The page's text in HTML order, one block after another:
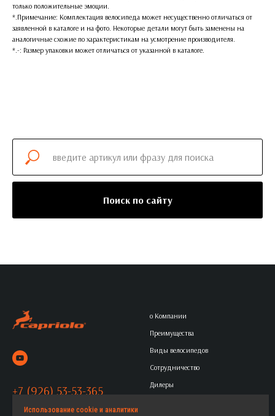
только положительные эмоции.
*.Примечание: Комплектация велосипеда может несущественно отличаться от
заявленной в каталоге и на фото. Некоторые детали могут быть заменены на
аналогичные схожие по характеристикам на усмотрение производителя.
*.-: Размер упаковки может отличаться от указанной в каталоге.
Поиск по сайту
+7 (926) 53-53-365
Политика обработки
о Компании
Преимущества
Виды велосипедов
Сотрудничество
Дилеры
Использование cookie и аналитики